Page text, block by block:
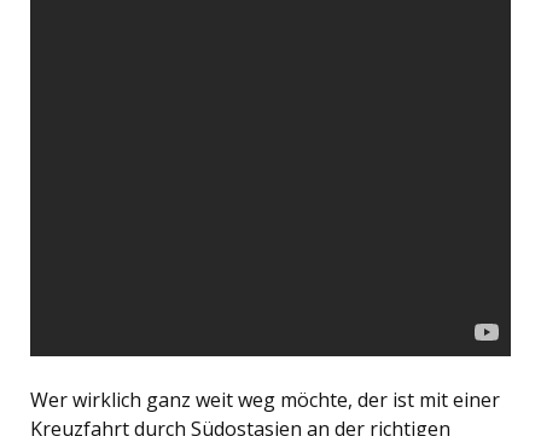
Wer wirklich ganz weit weg möchte, der ist mit einer
Kreuzfahrt durch Südostasien an der richtigen